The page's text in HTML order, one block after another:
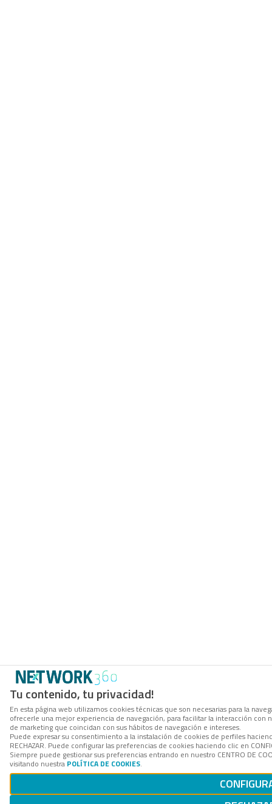
Tu contenido, tu privacidad!
En esta página web utilizamos cookies técnicas que son necesarias para la
ofrecerle una mejor experiencia de navegación, para facilitar la interacción
de marketing que coincidan con sus hábitos de navegación e intereses.
Puede expresar su consentimiento a la instalación de cookies de perfiles
RECHAZAR. Puede configurar las preferencias de cookies haciendo clic en
Siempre puede gestionar sus preferencias entrando en nuestro CENTRO DE
visitando nuestra POLÍTICA DE COOKIES.